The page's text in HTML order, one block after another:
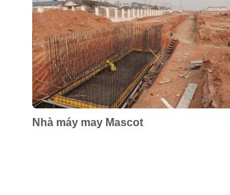
Nhà máy may Mascot